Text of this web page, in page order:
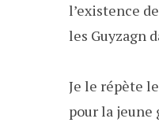
l’existence
les Guyzagn
Je le répète
pour la jeune